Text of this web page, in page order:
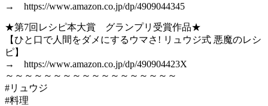
→ https://www.amazon.co.jp/dp/4909044345
★第7回レシピ本大賞 グランプリ受賞作品★
【ひと口で人間をダメにするウマさ! リュウジ式 悪魔のレシ
ピ】
→ https://www.amazon.co.jp/dp/490904423X
～～～～～～～～～～～～～～～～～～
#リュウジ
#料理